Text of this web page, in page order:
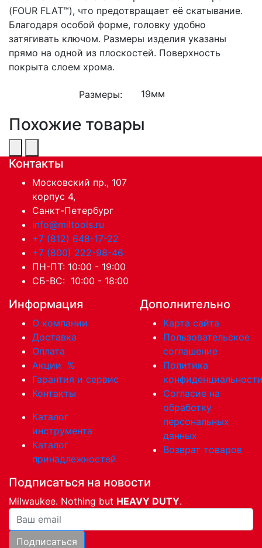
(FOUR FLAT™), что предотвращает её скатывание.
Благодаря особой форме, головку удобно
затягивать ключом. Размеры изделия указаны
прямо на одной из плоскостей. Поверхность
покрыта слоем хрома.
Размеры:
Похожие товары
Контакты
Московский пр., 107
корпус 4,
Санкт-Петербург
info@miltools.ru
+7 (812) 648-17-22
+7 (800) 222-98-46
ПН-ПТ: 10:00 - 19:00
СБ-ВС: 10:00 - 18:00
Информация
О компании
Доставка
Оплата
Акции %
Гарантия и сервис
Контакты
Каталог
инструмента
Каталог
принадлежностей
Дополнительно
Карта сайта
Пользовательское
соглашение
Политика
Согласие на
обработку
персональных
данных
Возврат товаров
Подписаться на новости
Milwaukee. Nothing but HEAVY DUTY.
Ваша почта
Подписаться